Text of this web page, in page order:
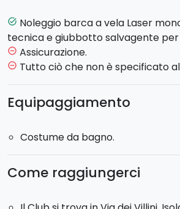
Riserva naturale Capo Gallo .
task_alt Noleggio barca a vela Laser
tecnica e giubbotto salvagente per
remove_circle_outline Assicurazione.
remove_circle_outline Tutto ciò che non è specificato
Equipaggiamento
Costume da bagno.
Come raggiungerci